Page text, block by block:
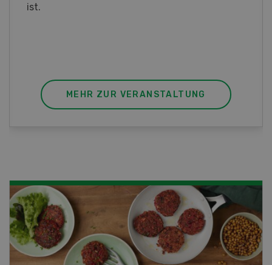
diesem Fall ist unser FBA-Weiterbildungskurs
MEHR ZUR VERANSTALTUNG